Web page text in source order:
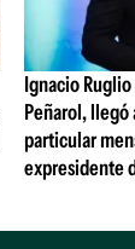
Ignacio
Peñarol, llegó
particular
expresidente